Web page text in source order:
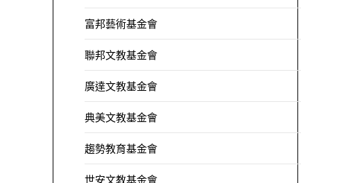
富邦藝術基金會
聯邦文教基金會
廣達文教基金會
典美文教基金會
趨勢教育基金會
世安文教基金會